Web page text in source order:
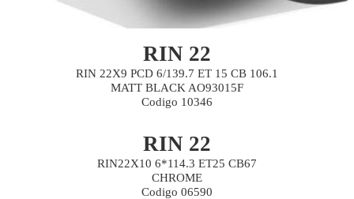
RIN 22
RIN 22X9 PCD 6/139.7 ET 15 CB 106.1
MATT BLACK AO93015F
Codigo 10346
RIN 22
RIN22X10 6*114.3 ET25 CB67
CHROME
Codigo 06590